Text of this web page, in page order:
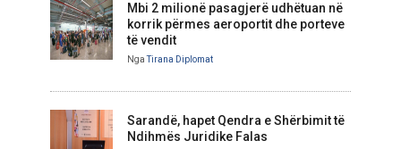
Mbi 2 milionë pasagjerë udhëtuan në
korrik përmes aeroportit dhe porteve
të vendit
NgaTirana Diplomat
Sarandë, hapet Qendra e Shërbimit të
Ndihmës Juridike Falas